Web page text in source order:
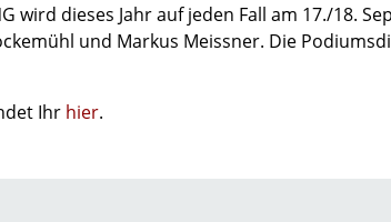
wird dieses Jahr auf jeden Fall am 17./18.
und Markus Meissner. Die
Ihr hier.